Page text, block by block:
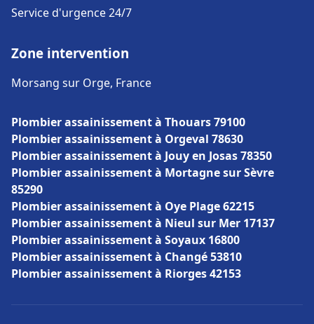
Service d'urgence 24/7
Zone intervention
Morsang sur Orge, France
Plombier assainissement à Thouars 79100
Plombier assainissement à Orgeval 78630
Plombier assainissement à Jouy en Josas 78350
Plombier assainissement à Mortagne sur Sèvre
85290
Plombier assainissement à Oye Plage 62215
Plombier assainissement à Nieul sur Mer 17137
Plombier assainissement à Soyaux 16800
Plombier assainissement à Changé 53810
Plombier assainissement à Riorges 42153